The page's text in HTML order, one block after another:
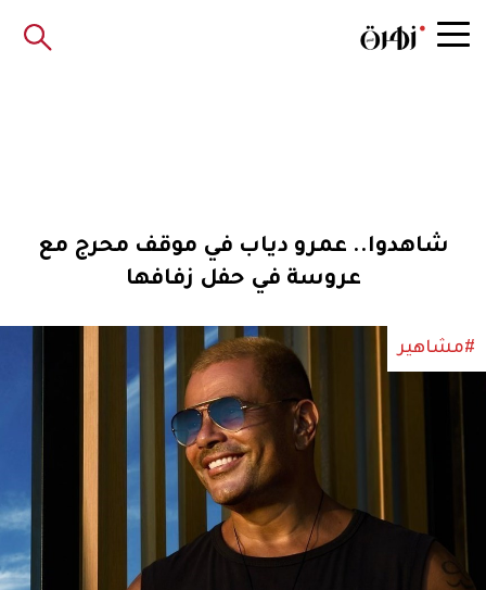
شاهدوا.. عمرو دياب في موقف محرج مع
عروسة في حفل زفافها
#مشاهير